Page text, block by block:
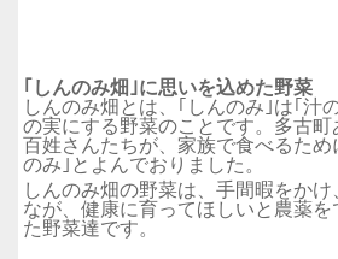
｢しんのみ畑｣に思いを込めた野菜
しんのみ畑とは、｢しんのみ｣は｢汁
の実にする野菜のことです。多古
百姓さんたちが、家族で食べるた
のみ｣とよんでおりました。
しんのみ畑の野菜は、手間暇をか
なが、健康に育ってほしいと農薬
た野菜達です。